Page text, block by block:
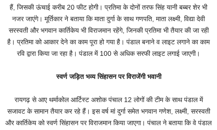
हैं, जिसकी ऊंचाई करीब 20 फीट होगी। प्रतिमा के दोनों तरफ सिंह यानी बब्बर शेर भी
नजर जाएंगे। मूर्तिकार ने बताया कि माता दुर्गा के साथ गणपति, माता लक्ष्मी, विद्या देवी
सरस्वती और भगवान कार्तिकेय भी विराजमान रहेंगे, जिनकी प्रतिमा भी तैयार की जा रही
है। प्रतिमा को आकार देने का काम पूरा हो गया है। पंडाल बनाने व लाइट लगाने का काम
रवि द्वारा किया जा रहा है। पंडाल में 100 से अधिक सरफी लाइट लगाई जाएगी।
स्वर्ण जड़ित भव्य सिंहासन पर विराजेंगी भवानी
रायगढ़ से आए थर्माकोल आर्टिस्ट अशोक पंचाल 12 लोगों की टीम के साथ पंडाल में
सजावट के सामान तैयार कर रहे हैं। इस वर्ष मां दुर्गा समेत भगवान गणेश, लक्ष्मी, सरस्वती
और कार्तिकेय को स्वर्ण सिंहासन पर विराजमान किया जाएगा। पंचाल ने बताया कि वे पंडाल